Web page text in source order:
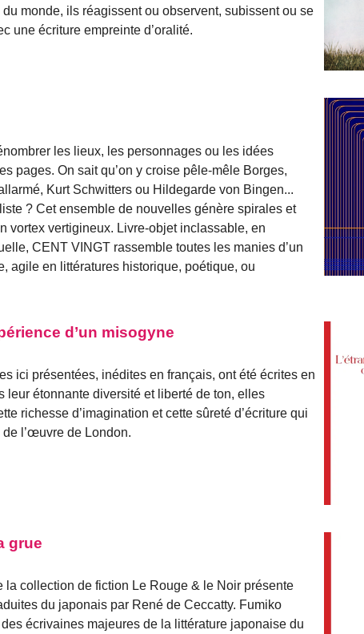
monde, ils réagissent ou observent, subissent ou se
une écriture empreinte d’oralité.
les lieux, les personnages ou les idées
pages. On sait qu’on y croise pêle-mêle Borges,
Kurt Schwitters ou Hildegarde von Bingen...
? Cet ensemble de nouvelles génère spirales et
vortex vertigineux. Livre-objet inclassable, en
CENT VINGT rassemble toutes les manies d’un
agile en littératures historique, poétique, ou
d’un misogyne
ici présentées, inédites en français, ont été écrites en
leur étonnante diversité et liberté de ton, elles
richesse d’imagination et cette sûreté d’écriture qui
l’œuvre de London.
grue
la collection de fiction Le Rouge & le Noir présente
du japonais par René de Ceccatty. Fumiko
écrivaines majeures de la littérature japonaise du